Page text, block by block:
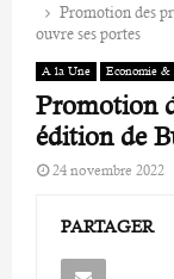
Promotion des
ouvre ses portes
A la Une Economie &
Promotion
édition de
24 novembre 2022
PARTAGER